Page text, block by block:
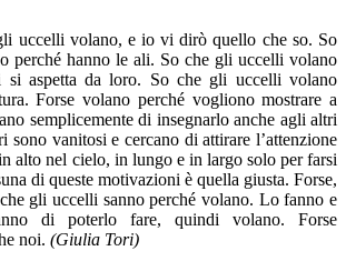
uccelli volano, e io vi dirò quello che so. So
perché hanno le ali. So che gli uccelli volano
si aspetta da loro. So che gli uccelli volano
Forse volano perché vogliono mostrare a
semplicemente di insegnarlo anche agli altri
sono vanitosi e cercano di attirare l’attenzione
alto nel cielo, in lungo e in largo solo per farsi
di queste motivazioni è quella giusta. Forse,
gli uccelli sanno perché volano. Lo fanno e
di poterlo fare, quindi volano. Forse
noi. (Giulia Tori)